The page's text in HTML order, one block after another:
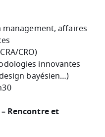
management, affaires
CRO)
innovantes
bayésien…)
Rencontre et